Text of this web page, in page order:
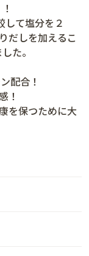
して塩分を２
だしを加えるこ
た。
配合！
！
を保つために大